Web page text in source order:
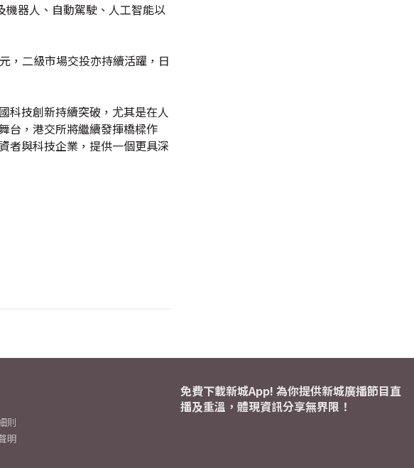
器人、自動駕駛、人工智能以
，二級市場交投亦持續活躍，日
科技創新持續突破，尤其是在人
台，港交所將繼續發揮橋樑作
者與科技企業，提供一個更具深
則
明
免費下載新城App! 為你提供新城廣播節目直
播及重溫，體現資訊分享無界限！